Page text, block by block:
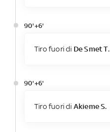
90'+6'
Tiro fuori di De Smet T.
90'+6'
Tiro fuori di Akieme S.